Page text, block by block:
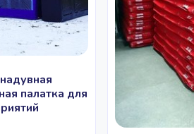
палатка для